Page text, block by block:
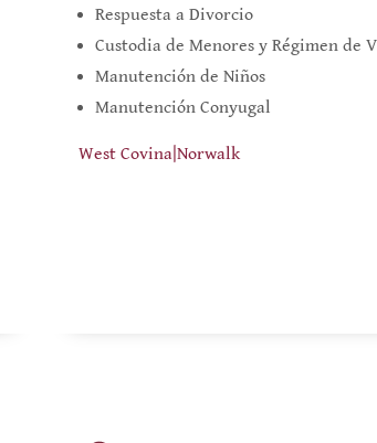
Respuesta a Divorcio
Custodia de Menores y Régimen de
Manutención de Niños
Manutención Conyugal
West Covina| Norwalk